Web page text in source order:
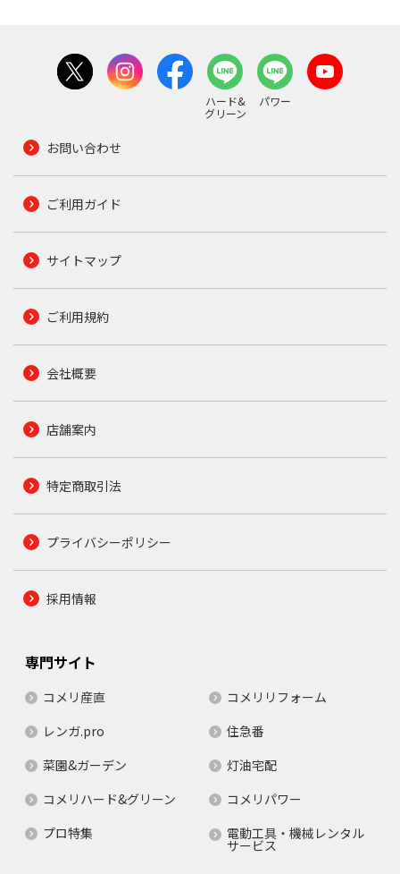
ハード&
グリーン
パワー
お問い合わせ
ご利用ガイド
サイトマップ
ご利用規約
会社概要
店舗案内
特定商取引法
プライバシーポリシー
採用情報
専門サイト
コメリ産直
コメリリフォーム
レンガ.pro
住急番
菜園&ガーデン
灯油宅配
コメリハード&グリーン
コメリパワー
プロ特集
電動工具・機械レンタル
サービス